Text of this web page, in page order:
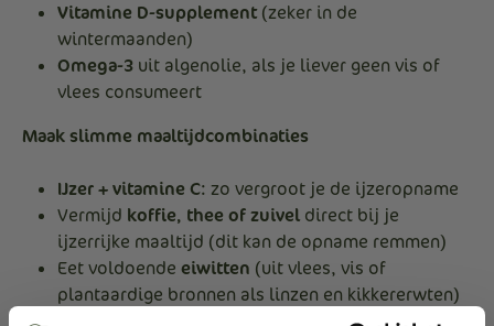
Vitamine D-supplement (zeker in de
wintermaanden)
Omega-3 uit algenolie, als je liever geen vis of
vlees consumeert
Maak slimme maaltijdcombinaties
IJzer + vitamine C: zo vergroot je de ijzeropname
Vermijd koffie, thee of zuivel direct bij je
ijzerrijke maaltijd (dit kan de opname remmen)
Eet voldoende eiwitten (uit vlees, vis of
plantaardige bronnen als linzen en kikkererwten)